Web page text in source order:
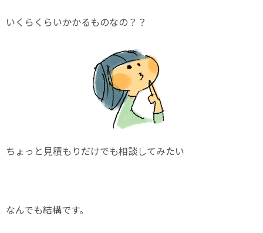
いくらくらいかかるものなの？？
ちょっと見積もりだけでも相談してみたい
なんでも結構です。